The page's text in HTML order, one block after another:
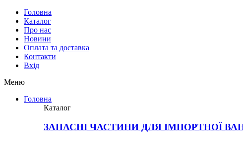
Головна
Каталог
Про нас
Новини
Оплата та доставка
Контакти
Вхiд
Меню
Головна
Каталог
ЗАПАСНІ ЧАСТИНИ ДЛЯ ІМПОРТНОЇ